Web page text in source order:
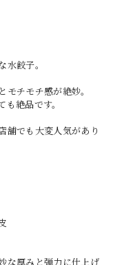
餃子。
チモチ感が絶妙。
絶品です。
舗でも大変人気があり
な厚みと弾力に仕上げ